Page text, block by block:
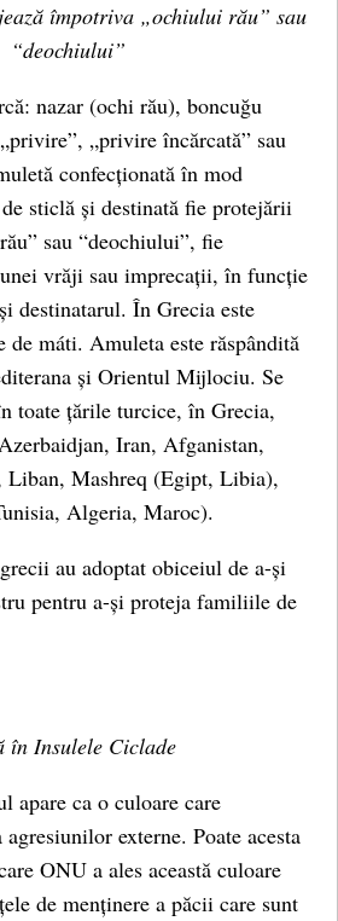
împotriva „ochiului rău” sau
“deochiului”
nazar (ochi rău), boncuğu
„privire încărcată” sau
confecționată în mod
sticlă și destinată fie protejării
sau “deochiului”, fie
vrăji sau imprecații, în funcție
destinatarul. În Grecia este
de máti. Amuleta este răspândită
și Orientul Mijlociu. Se
toate țările turcice, în Grecia,
Iran, Afganistan,
Liban, Mashreq (Egipt, Libia),
Algeria, Maroc).
au adoptat obiceiul de a-și
pentru a-și proteja familiile de
în Insulele Ciclade
apare ca o culoare care
externe. Poate acesta
ONU a ales această culoare
de menținere a păcii care sunt